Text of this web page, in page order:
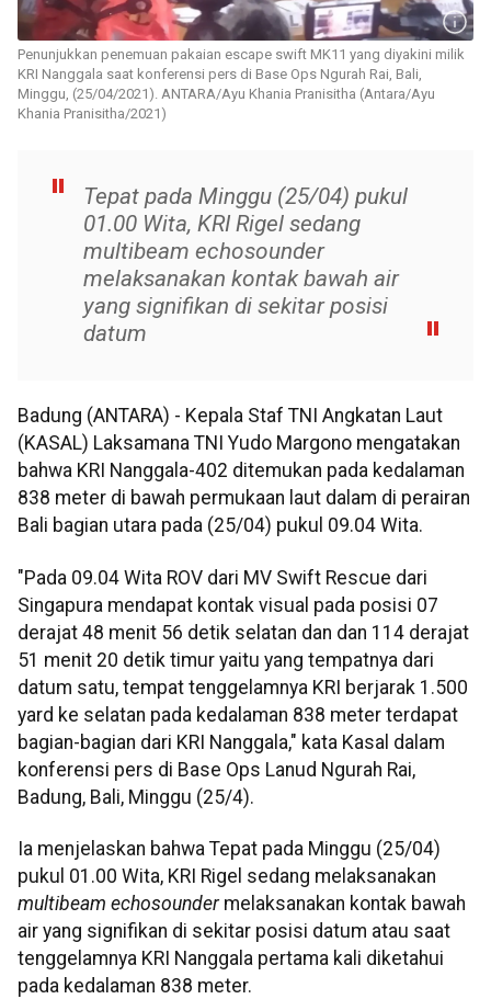
Penunjukkan penemuan pakaian escape swift MK11 yang diyakini milik
KRI Nanggala saat konferensi pers di Base Ops Ngurah Rai, Bali,
Minggu, (25/04/2021). ANTARA/Ayu Khania Pranisitha (Antara/Ayu
Khania Pranisitha/2021)
Tepat pada Minggu (25/04) pukul
01.00 Wita, KRI Rigel sedang
multibeam echosounder
melaksanakan kontak bawah air
yang signifikan di sekitar posisi
datum
Badung (ANTARA) - Kepala Staf TNI Angkatan Laut
(KASAL) Laksamana TNI Yudo Margono mengatakan
bahwa KRI Nanggala-402 ditemukan pada kedalaman
838 meter di bawah permukaan laut dalam di perairan
Bali bagian utara pada (25/04) pukul 09.04 Wita.
"Pada 09.04 Wita ROV dari MV Swift Rescue dari
Singapura mendapat kontak visual pada posisi 07
derajat 48 menit 56 detik selatan dan dan 114 derajat
51 menit 20 detik timur yaitu yang tempatnya dari
datum satu, tempat tenggelamnya KRI berjarak 1.500
yard ke selatan pada kedalaman 838 meter terdapat
bagian-bagian dari KRI Nanggala," kata Kasal dalam
konferensi pers di Base Ops Lanud Ngurah Rai,
Badung, Bali, Minggu (25/4).
Ia menjelaskan bahwa Tepat pada Minggu (25/04)
pukul 01.00 Wita, KRI Rigel sedang melaksanakan
multibeam echosoundermelaksanakan kontak bawah
air yang signifikan di sekitar posisi datum atau saat
tenggelamnya KRI Nanggala pertama kali diketahui
pada kedalaman 838 meter.